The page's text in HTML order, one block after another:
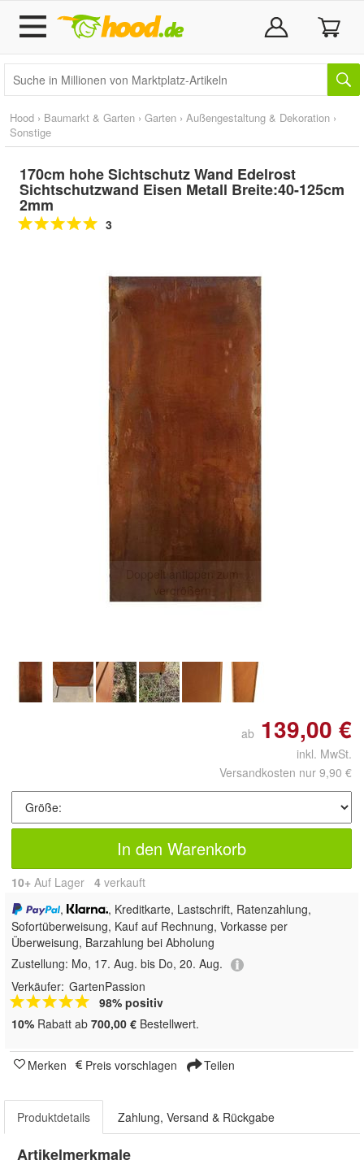
Hood › Baumarkt & Garten › Garten › Außengestaltung & Dekoration ›
Sonstige
170cm hohe Sichtschutz Wand Edelrost
Sichtschutzwand Eisen Metall Breite:40-125cm
2mm
3
Doppelt antippen zum
vergrößern
ab 139,00 €
inkl. MwSt.
Versandkosten nur 9,90 €
In den Warenkorb
10+ Auf Lager 4 verkauft
,
, Kreditkarte, Lastschrift, Ratenzahlung,
Sofortüberweisung, Kauf auf Rechnung, Vorkasse per
Überweisung, Barzahlung bei Abholung
Zustellung: Mo, 17. Aug. bis Do, 20. Aug.
Verkäufer: GartenPassion
98% positiv
10% Rabatt ab 700,00 € Bestellwert.
Merken Preis vorschlagen Teilen
Produktdetails Zahlung, Versand & Rückgabe
Artikelmerkmale